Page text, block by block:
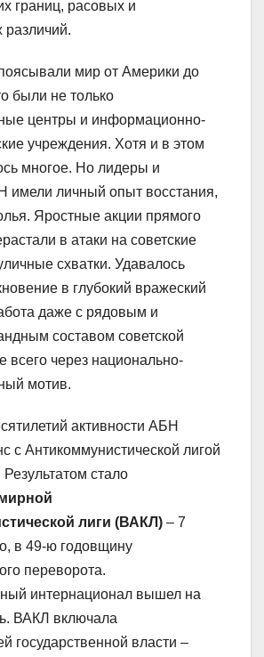
границ, расовых и
различий.
мир от Америки до
были не только
центры и информационно-
учреждения. Хотя и в этом
многое. Но лидеры и
имели личный опыт восстания,
Яростные акции прямого
в атаки на советские
схватки. Удавалось
в глубокий вражеский
даже с рядовым и
составом советской
через национально-
мотив.
активности АБН
с Антикоммунистической лигой
стало
лиги (ВАКЛ) – 7
в 49-ю годовщину
переворота.
интернационал вышел на
ВАКЛ включала
государственной власти –